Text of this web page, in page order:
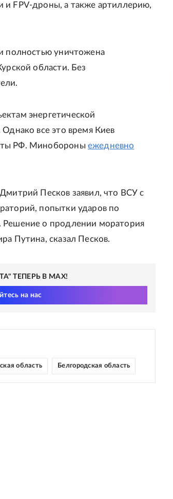
и FPV-дроны, а также артиллерию,
полностью уничтожена
области. Без
энергетической
все это время Киев
РФ. Минобороны ежедневно
Песков заявил, что ВСУ с
попытки ударов по
Решение о продлении моратория
Путина, сказал Песков.
ТЕПЕРЬ В MAX!
на нас
область Белгородская область